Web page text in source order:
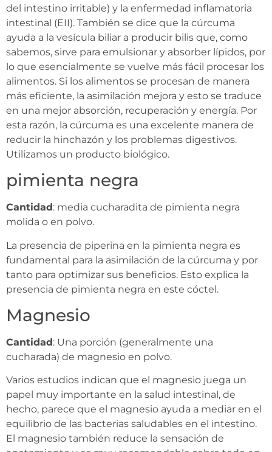
del intestino irritable) y la enfermedad inflamatoria
intestinal (EII). También se dice que la cúrcuma
ayuda a la vesícula biliar a producir bilis que, como
sabemos, sirve para emulsionar y absorber lípidos, por
lo que esencialmente se vuelve más fácil procesar los
alimentos. Si los alimentos se procesan de manera
más eficiente, la asimilación mejora y esto se traduce
en una mejor absorción, recuperación y energía. Por
esta razón, la cúrcuma es una excelente manera de
reducir la hinchazón y los problemas digestivos.
Utilizamos un producto biológico.
pimienta negra
Cantidad : media cucharadita de pimienta negra
molida o en polvo.
La presencia de piperina en la pimienta negra es
fundamental para la asimilación de la cúrcuma y por
tanto para optimizar sus beneficios. Esto explica la
presencia de pimienta negra en este cóctel.
Magnesio
Cantidad: Una porción (generalmente una
cucharada) de magnesio en polvo.
Varios estudios indican que el magnesio juega un
papel muy importante en la salud intestinal, de
hecho, parece que el magnesio ayuda a mediar en el
equilibrio de las bacterias saludables en el intestino.
El magnesio también reduce la sensación de